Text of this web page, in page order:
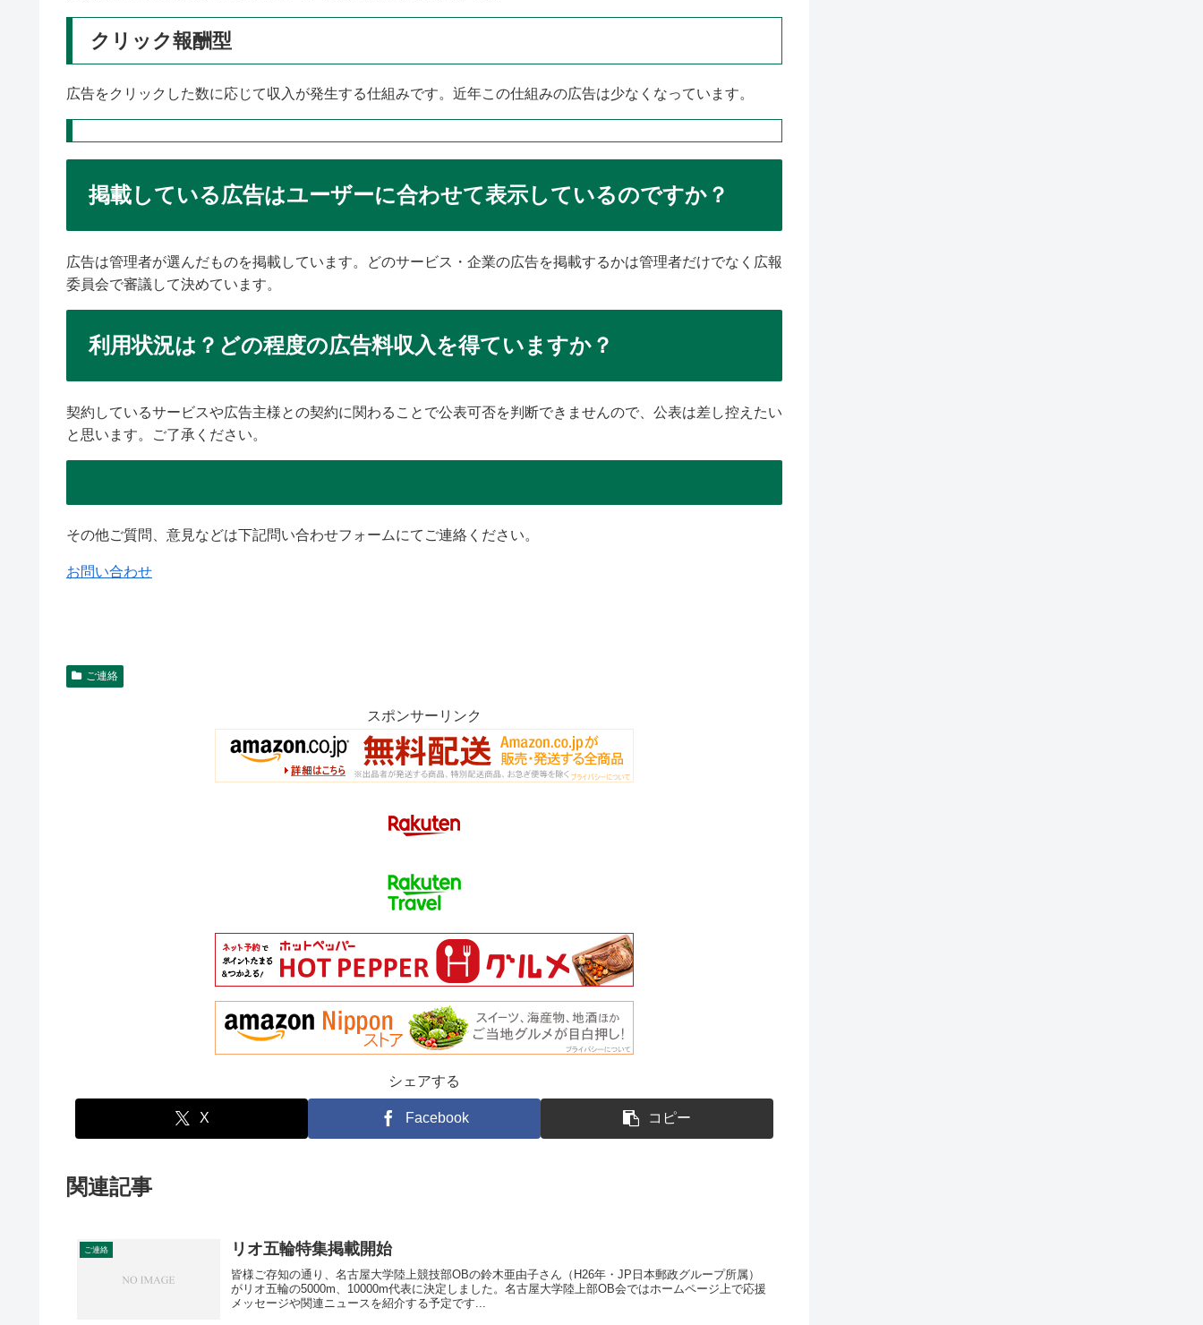
クリック報酬型
広告をクリックした数に応じて収入が発生する仕組みです。近年この仕組みの広告は少なくなっています。
掲載している広告はユーザーに合わせて表示しているのですか？
広告は管理者が選んだものを掲載しています。どのサービス・企業の広告を掲載するかは管理者だけでなく広報
委員会で審議して決めています。
利用状況は？どの程度の広告料収入を得ていますか？
契約しているサービスや広告主様との契約に関わることで公表可否を判断できませんので、公表は差し控えたい
と思います。ご了承ください。
その他ご質問、意見などは下記問い合わせフォームにてご連絡ください。
お問い合わせ
ご連絡
スポンサーリンク
シェアする
X Facebook コピー
関連記事
ご連絡 リオ五輪特集掲載開始
皆様ご存知の通り、名古屋大学陸上競技部OBの鈴木亜由子さん（H26年・JP日本郵政グループ所属）
がリオ五輪の5000m、10000m代表に決定しました。名古屋大学陸上部OB会ではホームページ上で応援
メッセージや関連ニュースを紹介する予定です...